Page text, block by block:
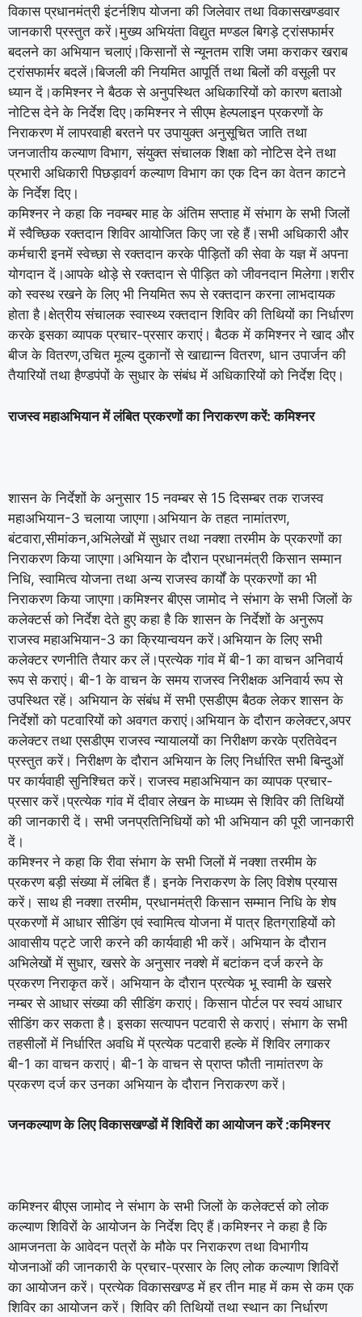
विकास प्रधानमंत्री इंटर्नशिप योजना की जिलेवार तथा विकासखण्डवार
जानकारी प्रस्तुत करें।मुख्य अभियंता विद्युत मण्डल बिगड़े ट्रांसफार्मर
बदलने का अभियान चलाएं।किसानों से न्यूनतम राशि जमा कराकर खराब
ट्रांसफार्मर बदलें।बिजली की नियमित आपूर्ति तथा बिलों की वसूली पर
ध्यान दें।कमिश्नर ने बैठक से अनुपस्थित अधिकारियों को कारण बताओ
नोटिस देने के निर्देश दिए।कमिश्नर ने सीएम हेल्पलाइन प्रकरणों के
निराकरण में लापरवाही बरतने पर उपायुक्त अनुसूचित जाति तथा
जनजातीय कल्याण विभाग, संयुक्त संचालक शिक्षा को नोटिस देने तथा
प्रभारी अधिकारी पिछड़ावर्ग कल्याण विभाग का एक दिन का वेतन काटने
के निर्देश दिए।
कमिश्नर ने कहा कि नवम्बर माह के अंतिम सप्ताह में संभाग के सभी जिलों
में स्वैच्छिक रक्तदान शिविर आयोजित किए जा रहे हैं।सभी अधिकारी और
कर्मचारी इनमें स्वेच्छा से रक्तदान करके पीड़ितों की सेवा के यज्ञ में अपना
योगदान दें।आपके थोड़े से रक्तदान से पीड़ित को जीवनदान मिलेगा।शरीर
को स्वस्थ रखने के लिए भी नियमित रूप से रक्तदान करना लाभदायक
होता है।क्षेत्रीय संचालक स्वास्थ्य रक्तदान शिविर की तिथियों का निर्धारण
करके इसका व्यापक प्रचार-प्रसार कराएं। बैठक में कमिश्नर ने खाद और
बीज के वितरण,उचित मूल्य दुकानों से खाद्यान्न वितरण, धान उपार्जन की
तैयारियों तथा हैण्डपंपों के सुधार के संबंध में अधिकारियों को निर्देश दिए।
राजस्व महाअभियान में लंबित प्रकरणों का निराकरण करें: कमिश्नर
शासन के निर्देशों के अनुसार 15 नवम्बर से 15 दिसम्बर तक राजस्व
महाअभियान-3 चलाया जाएगा।अभियान के तहत नामांतरण,
बंटवारा,सीमांकन,अभिलेखों में सुधार तथा नक्शा तरमीम के प्रकरणों का
निराकरण किया जाएगा।अभियान के दौरान प्रधानमंत्री किसान सम्मान
निधि, स्वामित्व योजना तथा अन्य राजस्व कार्यों के प्रकरणों का भी
निराकरण किया जाएगा।कमिश्नर बीएस जामोद ने संभाग के सभी जिलों के
कलेक्टर्स को निर्देश देते हुए कहा है कि शासन के निर्देशों के अनुरूप
राजस्व महाअभियान-3 का क्रियान्वयन करें।अभियान के लिए सभी
कलेक्टर रणनीति तैयार कर लें।प्रत्येक गांव में बी-1 का वाचन अनिवार्य
रूप से कराएं। बी-1 के वाचन के समय राजस्व निरीक्षक अनिवार्य रूप से
उपस्थित रहें। अभियान के संबंध में सभी एसडीएम बैठक लेकर शासन के
निर्देशों को पटवारियों को अवगत कराएं।अभियान के दौरान कलेक्टर,अपर
कलेक्टर तथा एसडीएम राजस्व न्यायालयों का निरीक्षण करके प्रतिवेदन
प्रस्तुत करें। निरीक्षण के दौरान अभियान के लिए निर्धारित सभी बिन्दुओं
पर कार्यवाही सुनिश्चित करें। राजस्व महाअभियान का व्यापक प्रचार-
प्रसार करें।प्रत्येक गांव में दीवार लेखन के माध्यम से शिविर की तिथियों
की जानकारी दें। सभी जनप्रतिनिधियों को भी अभियान की पूरी जानकारी
दें।
कमिश्नर ने कहा कि रीवा संभाग के सभी जिलों में नक्शा तरमीम के
प्रकरण बड़ी संख्या में लंबित हैं। इनके निराकरण के लिए विशेष प्रयास
करें। साथ ही नक्शा तरमीम, प्रधानमंत्री किसान सम्मान निधि के शेष
प्रकरणों में आधार सीडिंग एवं स्वामित्व योजना में पात्र हितग्राहियों को
आवासीय पट्टे जारी करने की कार्यवाही भी करें। अभियान के दौरान
अभिलेखों में सुधार, खसरे के अनुसार नक्शे में बटांकन दर्ज करने के
प्रकरण निराकृत करें। अभियान के दौरान प्रत्येक भू स्वामी के खसरे
नम्बर से आधार संख्या की सीडिंग कराएं। किसान पोर्टल पर स्वयं आधार
सीडिंग कर सकता है। इसका सत्यापन पटवारी से कराएं। संभाग के सभी
तहसीलों में निर्धारित अवधि में प्रत्येक पटवारी हल्के में शिविर लगाकर
बी-1 का वाचन कराएं। बी-1 के वाचन से प्राप्त फौती नामांतरण के
प्रकरण दर्ज कर उनका अभियान के दौरान निराकरण करें।
जनकल्याण के लिए विकासखण्डों में शिविरों का आयोजन करें :कमिश्नर
कमिश्नर बीएस जामोद ने संभाग के सभी जिलों केक‌लेक्टर्स को लोक
कल्याण शिविरों के आयोजन के निर्देश दिए हैं।कमिश्नर ने कहा है कि
आमजनता के आवेदन पत्रों के मौके पर निराकरण तथा विभागीय
योजनाओं की जानकारी के प्रचार-प्रसार के लिए लोक कल्याण शिविरों
का आयोजन करें। प्रत्येक विकासखण्ड में हर तीन माह में कम से कम एक
शिविर का आयोजन करें। शिविर की तिथियों तथा स्थान का निर्धारण